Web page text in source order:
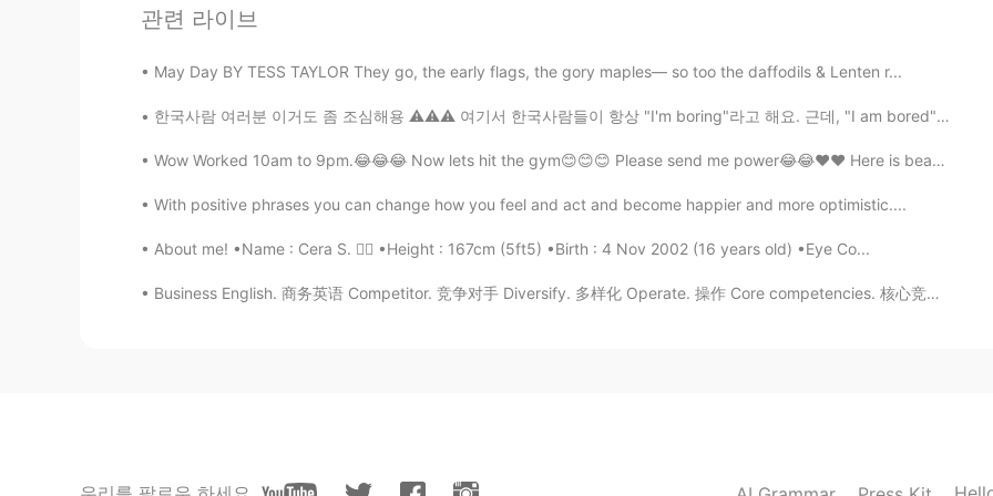
Vincent 2019.10.03 05:24
Not bad
CN CN繁 JP KR VI
重庆
관련 라이브
May Day BY TESS TAYLOR They go, the early flags, the gory maples— so too the daffodils & Lenten r...
한국사람 여러분 이거도 좀 조심해용 ⚠️⚠️⚠️ 여기서 한국사람들이 항상 "I'm boring"라고 해요. 근데, "I am bored"이랑 "I am boring" 같은 ...
Wow Worked 10am to 9pm.😂😂😂 Now lets hit the gym😊😊😊 Please send me power😂😂❤❤ Here is beautiful...
With positive phrases you can change how you feel and act and become happier and more optimistic....
About me! •Name : Cera S. 👱‍♀️ •Height : 167cm (5ft5) •Birth : 4 Nov 2002 (16 years old) •Eye Co...
Business English. 商务英语 Competitor. 竞争对手 Diversify. 多样化 Operate. 操作 Core competencies. 核心竞争力 Take...